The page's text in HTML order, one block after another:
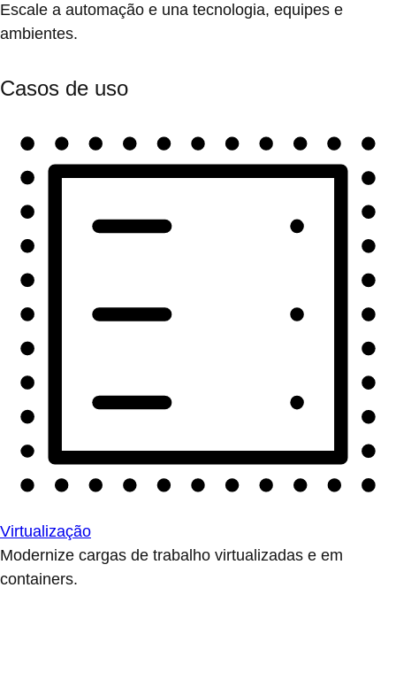
Escale a automação e una tecnologia, equipes e
ambientes.
Casos de uso
Virtualização
Modernize cargas de trabalho virtualizadas e em
containers.